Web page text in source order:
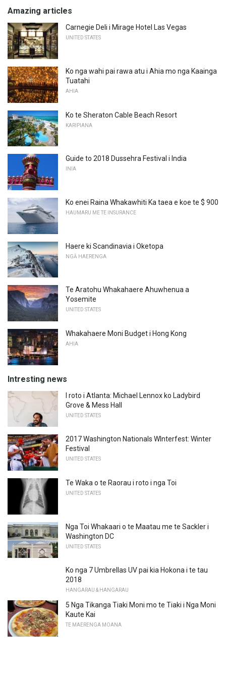
Amazing articles
Carnegie Deli i Mirage Hotel Las Vegas
UNITED STATES
Ko nga wahi pai rawa atu i Ahia mo nga Kaainga
Tuatahi
AHIA
Ko te Sheraton Cable Beach Resort
KARIPIANA
Guide to 2018 Dussehra Festival i India
INIA
Ko enei Raina Whakawhiti Ka taea e koe te $ 900
HAUMARU ME TE INSURANCE
Haere ki Scandinavia i Oketopa
NGĀ HAERENGA
Te Aratohu Whakahaere Ahuwhenua a
Yosemite
UNITED STATES
Whakahaere Moni Budget i Hong Kong
AHIA
Intresting news
I roto i Atlanta: Michael Lennox ko Ladybird
Grove & Mess Hall
UNITED STATES
2017 Washington Nationals WInterfest: Winter
Festival
UNITED STATES
Te Waka o te Raorau i roto i nga Toi
UNITED STATES
Nga Toi Whakaari o te Maatau me te Sackler i
Washington DC
UNITED STATES
Ko nga 7 Umbrellas UV pai kia Hokona i te tau
2018
HANGARAU & HANGARAU
5 Nga Tikanga Tiaki Moni mo te Tiaki i Nga Moni
Kaute Kai
TE MAERENGA MOANA